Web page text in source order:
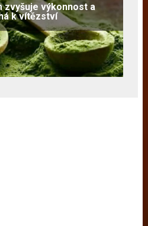
zvyšuje výkonnost a
k vítězství